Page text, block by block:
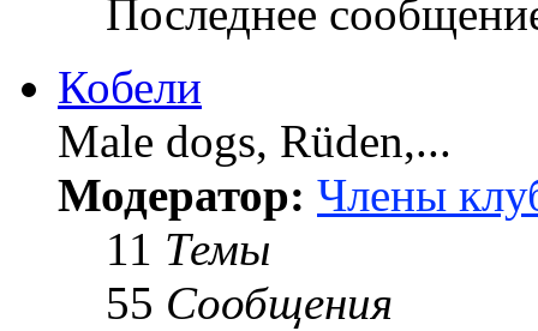
Последнее
Кобели
Male dogs, Rüden,...
Модератор: Члены
11 Темы
55 Сообщения